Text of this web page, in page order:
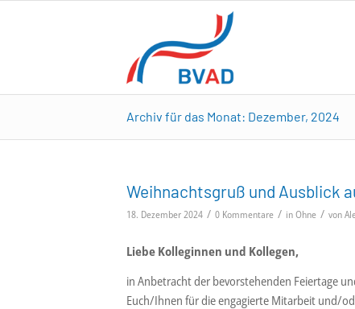
Archiv für das Monat: Dezember, 2024
Weihnachtsgruß und Ausblick
18. Dezember 2024 / 0 Kommentare / inOhne / von
Liebe Kolleginnen und Kollegen,
in Anbetracht der bevorstehenden Feiertage
Euch/Ihnen für die engagierte Mitarbeit und/